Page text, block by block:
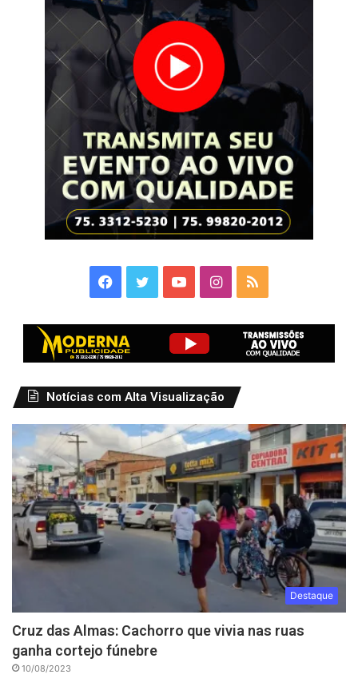
Facebook
TwitterYouTubeInstagram
RSS
Notícias com Alta Visualização
Destaque
Cruz das Almas: Cachorro que vivia nas ruas
ganha cortejo fúnebre
10/08/2023